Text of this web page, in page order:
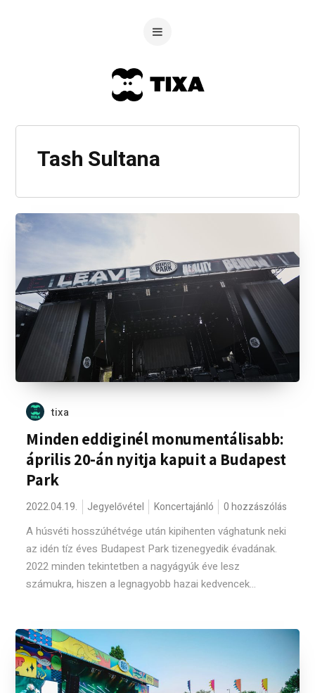
Tash Sultana
tixa
Minden eddiginél monumentálisabb:
április 20-án nyitja kapuit a Budapest
Park
2022.04.19. Jegyelővétel Koncertajánló 0 hozzászólás
A húsvéti hosszúhétvége után kipihenten vághatunk neki
az idén tíz éves Budapest Park tizenegyedik évadának.
2022 minden tekintetben a nagyágyúk éve lesz
számukra, hiszen a legnagyobb hazai kedvencek...